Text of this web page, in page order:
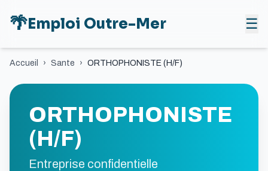
🌴Emploi Outre-Mer ☰
Accueil › Sante › ORTHOPHONISTE (H/F)
ORTHOPHONISTE
(H/F)
Entreprise confidentielle